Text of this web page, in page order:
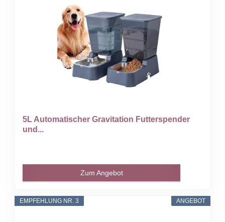
5L Automatischer Gravitation Futterspender
und...
Zum Angebot
ANGEBOT
EMPFEHLUNG NR. 3